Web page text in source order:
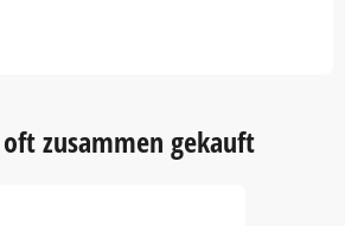
zusammen gekauft